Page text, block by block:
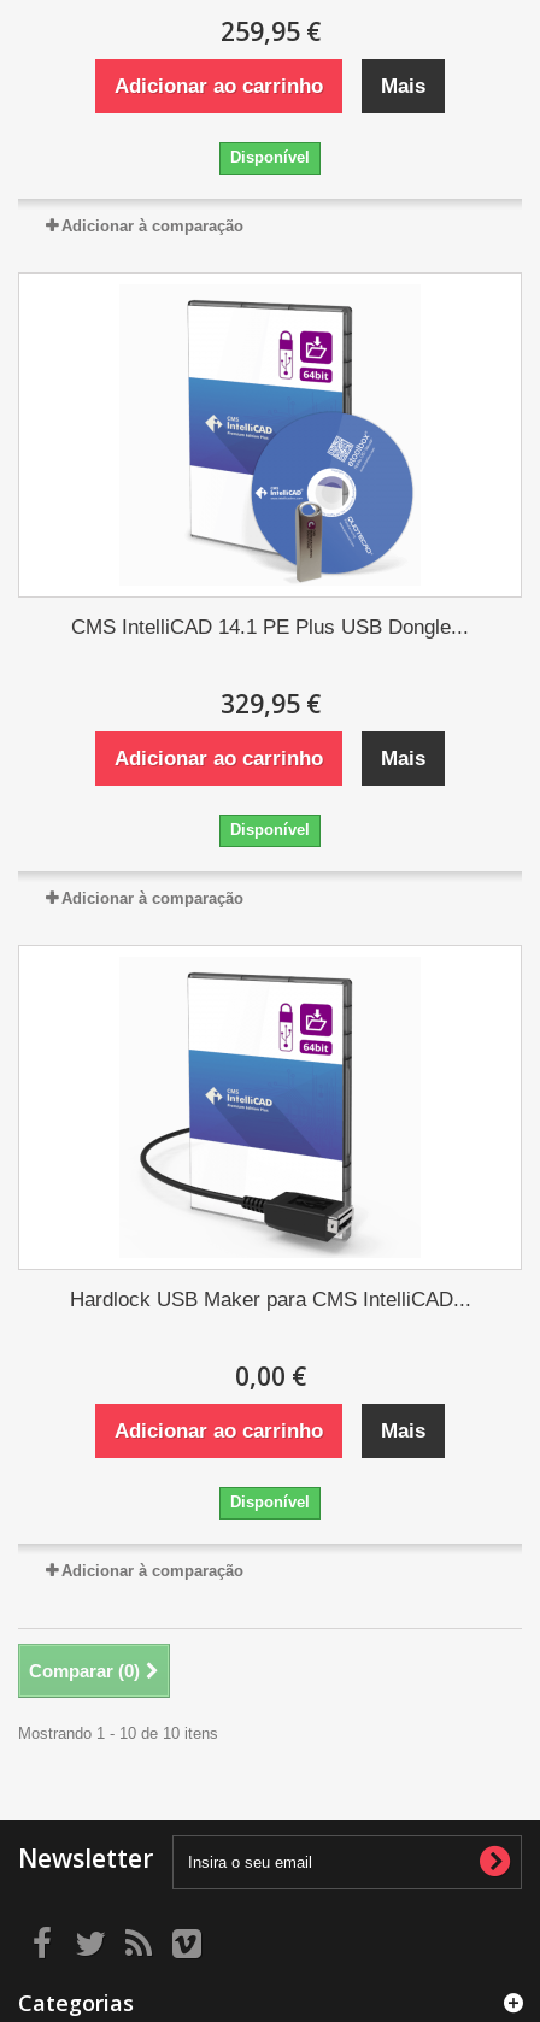
259,95 €
Adicionar ao carrinho Mais
Disponível
Adicionar à comparação
CMS IntelliCAD 14.1 PE Plus USB Dongle...
329,95 €
Adicionar ao carrinho Mais
Disponível
Adicionar à comparação
Hardlock USB Maker para CMS IntelliCAD...
0,00 €
Adicionar ao carrinho Mais
Disponível
Adicionar à comparação
Comparar (0)
Mostrando 1 - 10 de 10 itens
Newsletter
Categorias